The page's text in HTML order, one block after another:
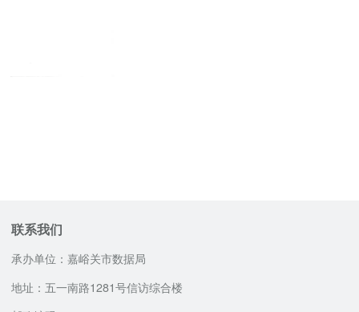
联系我们
承办单位：嘉峪关市数据局
地址：五一南路1281号信访综合楼